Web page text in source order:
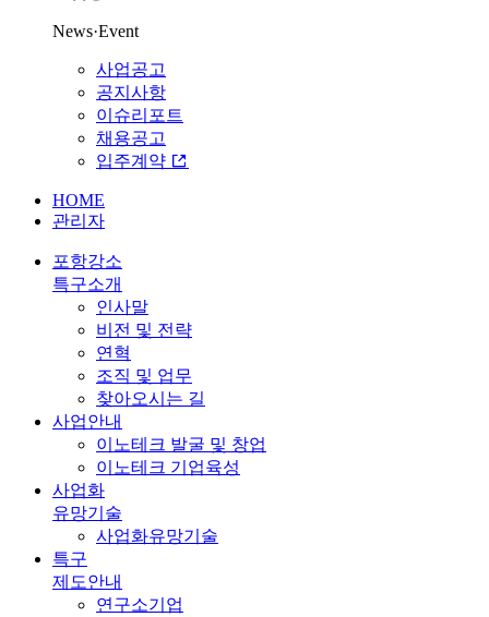
News·Event
사업공고
공지사항
이슈리포트
채용공고
입주계약
HOME
관리자
포항강소
특구소개
인사말
비전 및 전략
연혁
조직 및 업무
찾아오시는 길
사업안내
이노테크 발굴 및 창업
이노테크 기업육성
사업화
유망기술
사업화유망기술
특구
제도안내
연구소기업